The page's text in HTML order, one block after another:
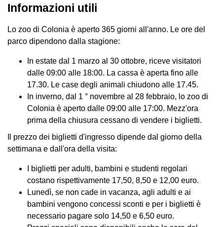
Informazioni utili
Lo zoo di Colonia è aperto 365 giorni all'anno. Le ore del
parco dipendono dalla stagione:
In estate dal 1 marzo al 30 ottobre, riceve visitatori
dalle 09:00 alle 18:00. La cassa è aperta fino alle
17.30. Le case degli animali chiudono alle 17.45.
In inverno, dal 1 ° novembre al 28 febbraio, lo zoo di
Colonia è aperto dalle 09:00 alle 17:00. Mezz'ora
prima della chiusura cessano di vendere i biglietti.
Il prezzo dei biglietti d'ingresso dipende dal giorno della
settimana e dall'ora della visita:
I biglietti per adulti, bambini e studenti regolari
costano rispettivamente 17,50, 8,50 e 12,00 euro.
Lunedì, se non cade in vacanza, agli adulti e ai
bambini vengono concessi sconti e per i biglietti è
necessario pagare solo 14,50 e 6,50 euro.